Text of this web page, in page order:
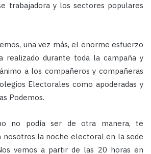
trabajadora y los sectores populares
una vez más, el enorme esfuerzo
realizado durante toda la campaña y
a los compañeros y compañeras
Electorales como apoderadas y
Podemos.
no podía ser de otra manera, te
nosotros la noche electoral en la sede
vemos a partir de las 20 horas en